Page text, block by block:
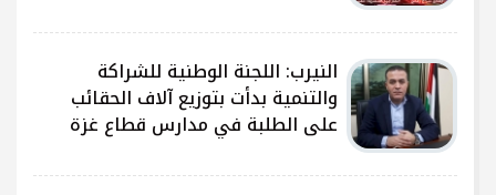
النيرب: اللجنة الوطنية للشراكة
والتنمية بدأت بتوزيع آلاف الحقائب
على الطلبة في مدارس قطاع غزة